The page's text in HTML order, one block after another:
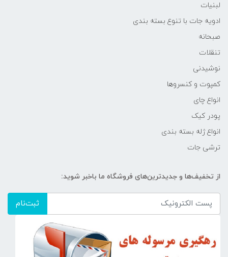
لبنیات
ادویه جات با تنوع بسته بندی
صبحانه
تنقلات
نوشیدنی
کمپوت و کنسروها
انواع چای
پودر کیک
انواع ژله بسته بندی
ترشی جات
از تخفیف‌ها و جدیدترین‌های فروشگاه ما باخبر شوید:
ثبت‌نام